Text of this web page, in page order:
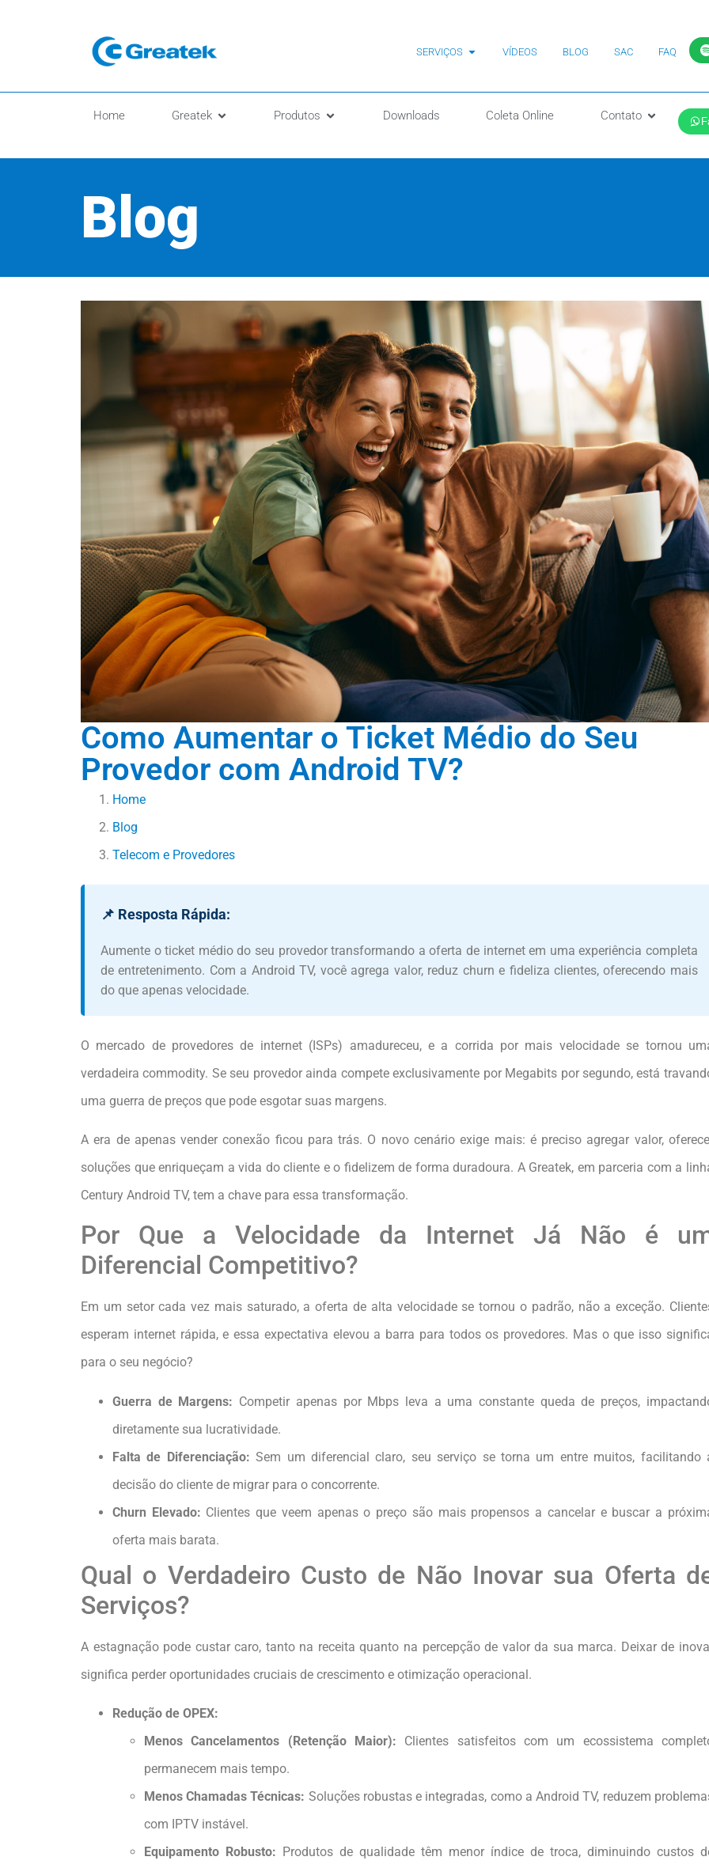
SERVIÇOS VÍDEOS BLOG SAC FAQ
Home Greatek Produtos Downloads Coleta Online Contato
Blog
Como Aumentar o Ticket Médio do Seu
Provedor com Android TV?
Home
Blog
Telecom e Provedores
📌 Resposta Rápida:
Aumente o ticket médio do seu provedor transformando a oferta de internet em uma experiência completa
de entretenimento. Com a Android TV, você agrega valor, reduz churn e fideliza clientes, oferecendo mais
do que apenas velocidade.
O mercado de provedores de internet (ISPs) amadureceu, e a corrida por mais velocidade se tornou
verdadeira commodity. Se seu provedor ainda compete exclusivamente por Megabits por segundo, está
uma guerra de preços que pode esgotar suas margens.
A era de apenas vender conexão ficou para trás. O novo cenário exige mais: é preciso agregar valor,
soluções que enriqueçam a vida do cliente e o fidelizem de forma duradoura. A Greatek, em parceria com a
Century Android TV, tem a chave para essa transformação.
Por Que a Velocidade da Internet Já Não é
Diferencial Competitivo?
Em um setor cada vez mais saturado, a oferta de alta velocidade se tornou o padrão, não a exceção.
esperam internet rápida, e essa expectativa elevou a barra para todos os provedores. Mas o que isso
para o seu negócio?
Guerra de Margens: Competir apenas por Mbps leva a uma constante queda de preços,
diretamente sua lucratividade.
Falta de Diferenciação: Sem um diferencial claro, seu serviço se torna um entre muitos, facilitando
decisão do cliente de migrar para o concorrente.
Churn Elevado: Clientes que veem apenas o preço são mais propensos a cancelar e buscar a
oferta mais barata.
Qual o Verdadeiro Custo de Não Inovar sua Oferta
Serviços?
A estagnação pode custar caro, tanto na receita quanto na percepção de valor da sua marca. Deixar de
significa perder oportunidades cruciais de crescimento e otimização operacional.
Redução de OPEX:
Menos Cancelamentos (Retenção Maior): Clientes satisfeitos com um ecossistema
permanecem mais tempo.
Menos Chamadas Técnicas: Soluções robustas e integradas, como a Android TV, reduzem
com IPTV instável.
Equipamento Robusto: Produtos de qualidade têm menor índice de troca, diminuindo custos